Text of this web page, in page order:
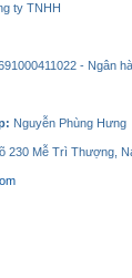
ty TNHH
- Ngân
Nguyễn Phùng Hưng
230 Mễ Trì Thượng,